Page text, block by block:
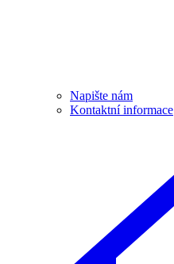
Napište nám
Kontaktní informace